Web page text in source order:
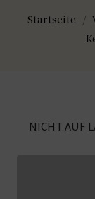
Startseite
NICHT AUF